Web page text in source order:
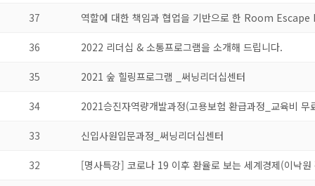
37 역할에 대한 책임과 협업을 기반으로 한 Room
36 2022 리더십 & 소통프로그램을 소개해 드립니다.
35 2021 숲 힐링프로그램 _써닝리더십센터
34 2021승진자역량개발과정(고용보험 환급과정_교육비 무
33 신입사원입문과정_써닝리더십센터
32 [명사특강] 코로나 19 이후 환율로 보는 세계경제(이낙